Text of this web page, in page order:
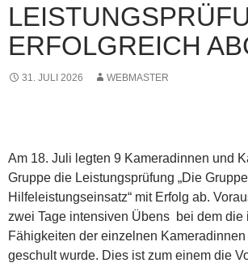
ERFOLGREICH
31. JULI 2026 WEBMASTER
Am 18. Juli legten 9 Kameradinnen und
Gruppe die Leistungsprüfung „Die
Hilfeleistungseinsatz“ mit Erfolg ab.
zwei Tage intensiven Übens bei dem die
Fähigkeiten der einzelnen
geschult wurde. Dies ist zum einem die